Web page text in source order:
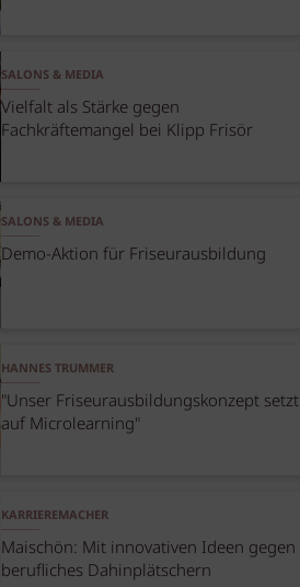
SALONS & MEDIA
Vielfalt als Stärke gegen
Fachkräftemangel bei Klipp Frisör
SALONS & MEDIA
Demo-Aktion für Friseurausbildung
HANNES TRUMMER
"Unser Friseurausbildungskonzept setzt
auf Microlearning"
KARRIEREMACHER
Maischön: Mit innovativen Ideen gegen
berufliches Dahinplätschern